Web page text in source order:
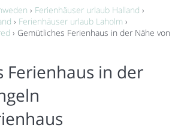
› Ferienhäuser urlaub Halland ›
› Ferienhäuser urlaub Laholm ›
› Gemütliches Ferienhaus in der Nähe von
Ferienhaus in der